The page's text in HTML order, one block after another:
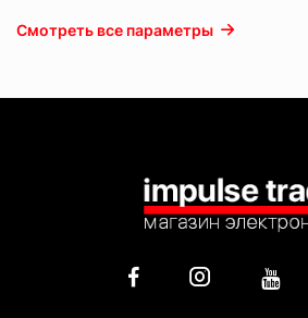
Смотреть все параметры